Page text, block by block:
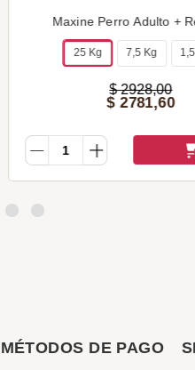
Maxine Perro Adulto +
25 Kg 7,5 Kg
$ 2928,00
$ 2781,60
MÉTODOS DE PAGO